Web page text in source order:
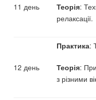
11 день Теорія:
релаксації.
12 день
Практика:
Теорія:
з різними